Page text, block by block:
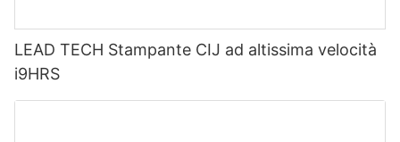
LEAD TECH Stampante CIJ ad altissima velocità
i9HRS